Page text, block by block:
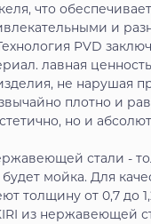
что
и
PVD
лавная
не нарушая
плотно и
но и
стали -
мойка. Для
толщину от 0,7 до
из нержавеющей